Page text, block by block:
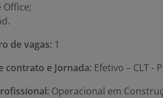
Office;
de vagas: 1
contrato e Jornada: Efetivo – CLT -
Operacional em